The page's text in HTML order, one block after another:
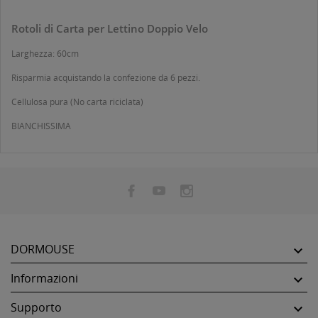
Rotoli di Carta per Lettino Doppio Velo
Larghezza: 60cm
Risparmia acquistando la confezione da 6 pezzi.
Cellulosa pura (No carta riciclata)
BIANCHISSIMA
DORMOUSE 
Informazioni 
Supporto 